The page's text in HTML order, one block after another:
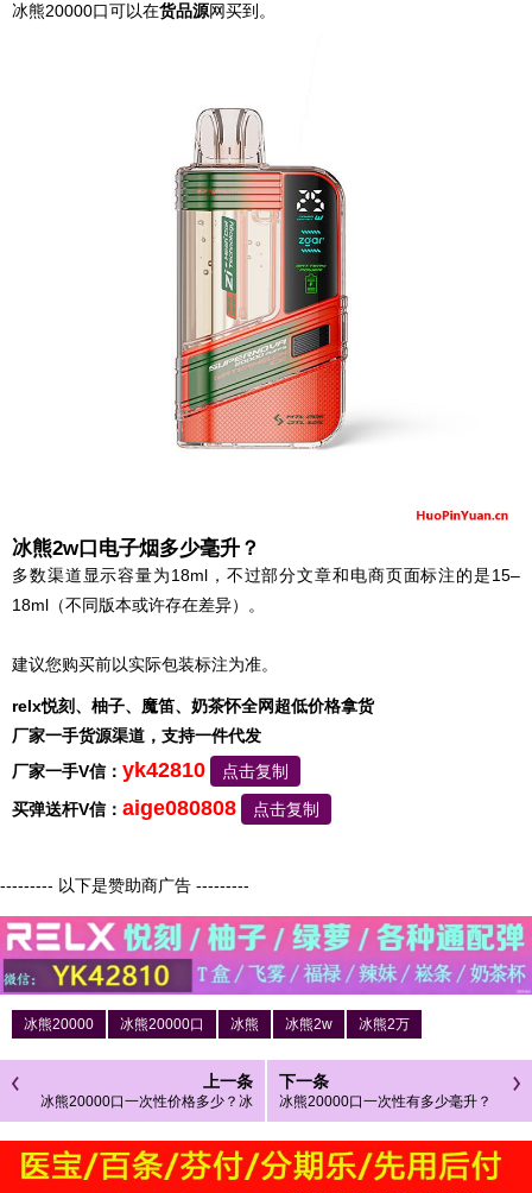
冰熊20000口可以在货品源网买到。
冰熊2w口电子烟多少毫升？
多数渠道显示容量为18ml，不过部分文章和电商页面标注的是15–
18ml（不同版本或许存在差异）。
建议您购买前以实际包装标注为准。
relx悦刻、柚子、魔笛、奶茶怀全网超低价格拿货
厂家一手货源渠道，支持一件代发
厂家一手V信： yk42810
点击复制
买弹送杆V信： aige080808 点击复制
--------- 以下是赞助商广告 ---------
冰熊20000 冰熊20000口 冰熊 冰熊2w 冰熊2万
上一条
冰熊20000口一次性价格多少？冰
下一条
冰熊20000口一次性有多少毫升？